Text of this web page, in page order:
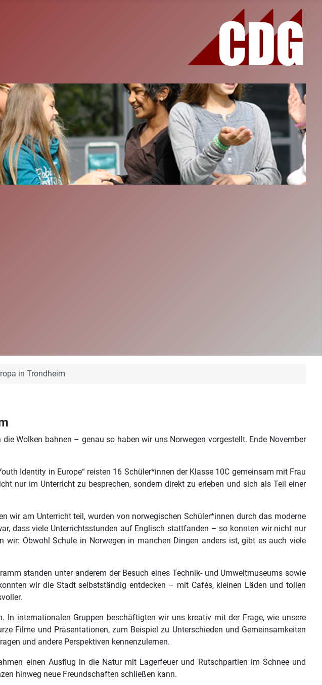
in Trondheim
Wolken bahnen – genau so haben wir uns Norwegen vorgestellt. Ende November
Identity in Europe“ reisten 16 Schüler*innen der Klasse 10C gemeinsam mit Frau
nur im Unterricht zu besprechen, sondern direkt zu erleben und sich als Teil einer
wir am Unterricht teil, wurden von norwegischen Schüler*innen durch das moderne
dass viele Unterrichtsstunden auf Englisch stattfanden – so konnten wir nicht nur
wir: Obwohl Schule in Norwegen in manchen Dingen anders ist, gibt es auch viele
standen unter anderem der Besuch eines Technik- und Umweltmuseums sowie
wir die Stadt selbstständig entdecken – mit Cafés, kleinen Läden und tollen
internationalen Gruppen beschäftigten wir uns kreativ mit der Frage, wie unsere
Filme und Präsentationen, zum Beispiel zu Unterschieden und Gemeinsamkeiten
und andere Perspektiven kennenzulernen.
einen Ausflug in die Natur mit Lagerfeuer und Rutschpartien im Schnee und
hinweg neue Freundschaften schließen kann.